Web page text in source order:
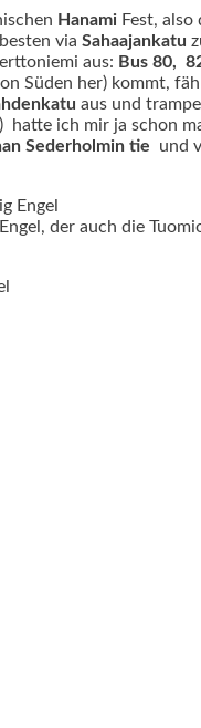
Hanami Fest,
via Sahaajankatu
aus: Bus 80,
Süden her) kommt,
aus und
hatte ich mir ja schon
Sederholmin tie und
der auch die